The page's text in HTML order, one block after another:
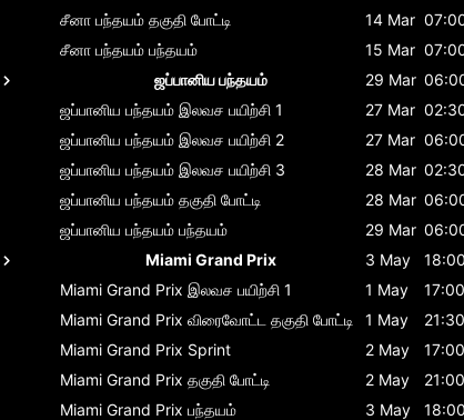
சீனா பந்தயம் தகுதி போட்டி 14 Mar
சீனா பந்தயம் பந்தயம் 15 Mar
ஜப்பானிய பந்தயம்
29 Mar
ஜப்பானிய பந்தயம் இலவச பயிற்சி 1 27 Mar
ஜப்பானிய பந்தயம் இலவச பயிற்சி 2 27 Mar
ஜப்பானிய பந்தயம் இலவச பயிற்சி 3 28 Mar
ஜப்பானிய பந்தயம் தகுதி போட்டி 28 Mar
ஜப்பானிய பந்தயம் பந்தயம் 29 Mar
Miami Grand Prix
3 May
18:00
Miami Grand Prix இலவச பயிற்சி 1 1 May
17:00
Miami Grand Prix விரைவோட்ட தகுதி போட்டி 1 May
21:30
Miami Grand Prix Sprint 2 May
17:00
Miami Grand Prix தகுதி போட்டி 2 May
21:00
Miami Grand Prix பந்தயம் 3 May
18:00